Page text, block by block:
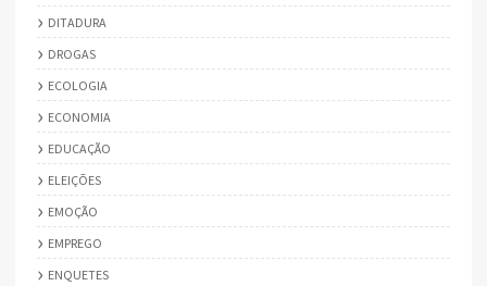
DITADURA
DROGAS
ECOLOGIA
ECONOMIA
EDUCAÇÃO
ELEIÇÕES
EMOÇÃO
EMPREGO
ENQUETES